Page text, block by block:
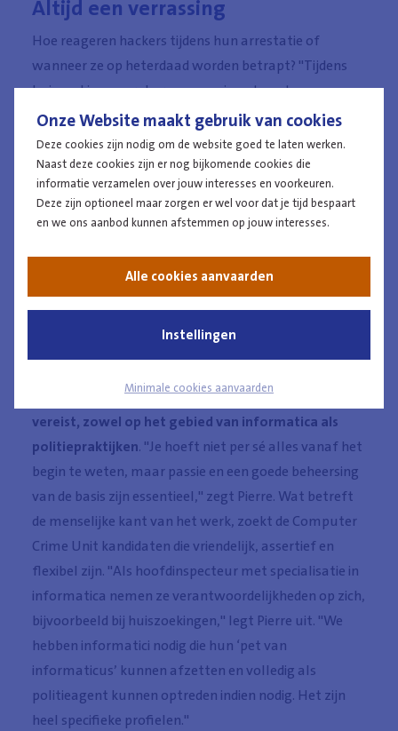
Onze Website maakt gebruik van cookies
Deze cookies zijn nodig om de website goed te laten werken.
Naast deze cookies zijn er nog bijkomende cookies die
informatie verzamelen over jouw interesses en voorkeuren.
Deze zijn optioneel maar zorgen er wel voor dat je tijd bespaart
en we ons aanbod kunnen afstemmen op jouw interesses.
Alle cookies aanvaarden
Instellingen
Minimale cookies aanvaarden
Altijd een verrassing
Hoe reageren hackers tijdens hun arrestatie of
wanneer ze op heterdaad worden betrapt? "Tijdens
huiszoekingen proberen sommigen te ontsnappen,
maar als ze eenmaal gearresteerd zijn, zeggen ze
vaak ‘sh!t, het is voorbij,’" legt Pierre uit. "Hackers
blijven vaak jarenlang onopgemerkt en verwachten
dus nooit dat we ze op dat moment komen
arresteren. Het is altijd een verrassing voor hen."
De pet van informaticus kunnen
afzetten
De gezochte profielen moeten
aangezien het werk voortdurende bijscholing
vereist, zowel op het gebied van informatica als
politiepraktijken. "Je hoeft niet per sé alles vanaf het
begin te weten, maar passie en een goede beheersing
van de basis zijn essentieel," zegt Pierre. Wat betreft
de menselijke kant van het werk, zoekt de Computer
Crime Unit kandidaten die vriendelijk, assertief en
flexibel zijn. "Als hoofdinspecteur met specialisatie in
informatica nemen ze verantwoordelijkheden op zich,
bijvoorbeeld bij huiszoekingen," legt Pierre uit. "We
hebben informatici nodig die hun ‘pet van
informaticus’ kunnen afzetten en volledig als
politieagent kunnen optreden indien nodig. Het zijn
heel specifieke profielen."